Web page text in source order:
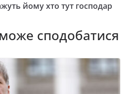
йому хто тут господар
сподобатися